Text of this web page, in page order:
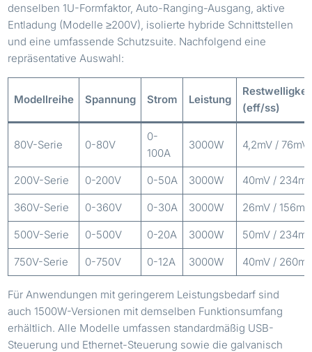
denselben 1U-Formfaktor, Auto-Ranging-Ausgang, aktive
Entladung (Modelle ≥200V), isolierte hybride Schnittstellen
und eine umfassende Schutzsuite. Nachfolgend eine
repräsentative Auswahl:
Modellreihe Spannung Strom Leistung
(eff/ss)
80V-Serie 0-80V
0-
100A
3000W 4,2mV / 76mV
200V-Serie 0-200V 0-50A 3000W 40mV /
360V-Serie 0-360V 0-30A 3000W 26mV / 156mV
500V-Serie 0-500V 0-20A 3000W 50mV /
750V-Serie 0-750V 0-12A 3000W 40mV /
Für Anwendungen mit geringerem Leistungsbedarf sind
auch 1500W-Versionen mit demselben Funktionsumfang
erhältlich. Alle Modelle umfassen standardmäßig USB-
Steuerung und Ethernet-Steuerung sowie die galvanisch